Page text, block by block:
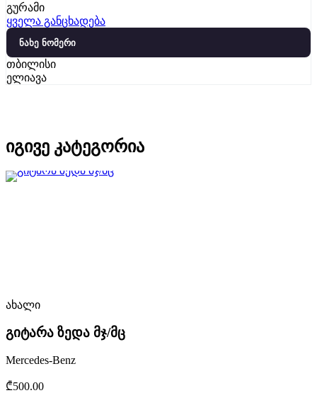
გურამი
ყველა განცხადება
ნახე ნომერი
თბილისი
ელიავა
იგივე კატეგორია
ახალი
გიტარა ზედა მჯ/მც
Mercedes-Benz
₾500.00